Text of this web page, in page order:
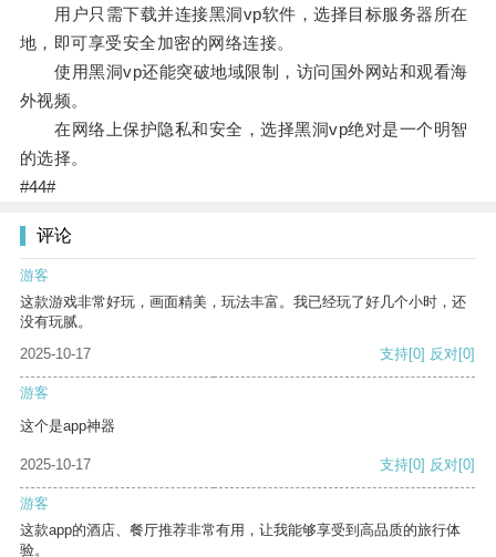
用户只需下载并连接黑洞vp软件，选择目标服务器所在
地，即可享受安全加密的网络连接。
使用黑洞vp还能突破地域限制，访问国外网站和观看海
外视频。
在网络上保护隐私和安全，选择黑洞vp绝对是一个明智
的选择。
#44#
评论
游客
这款游戏非常好玩，画面精美，玩法丰富。我已经玩了好几个小时，还
没有玩腻。
2025-10-17
支持[0] 反对[0]
游客
这个是app神器
2025-10-17 支持[0] 反对[0]
游客
这款app的酒店、餐厅推荐非常有用，让我能够享受到高品质的旅行体
验。